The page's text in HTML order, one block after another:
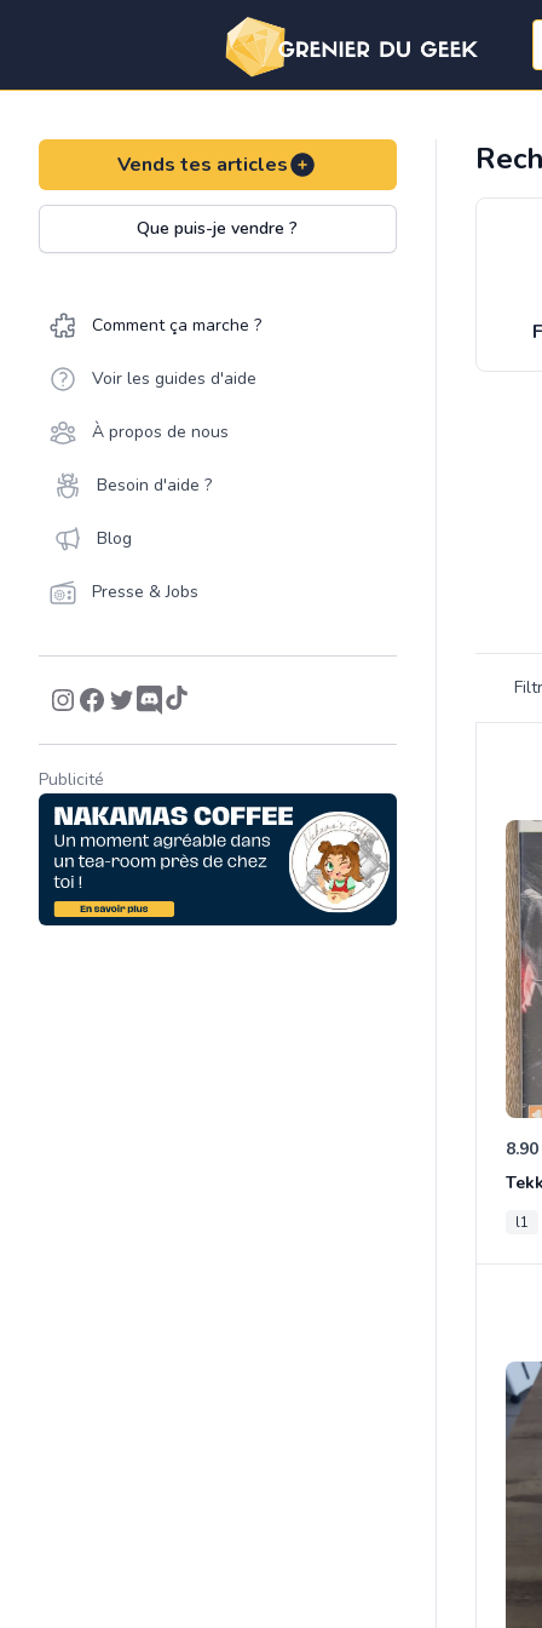
Vends tes articles
Que puis-je vendre ?
Comment ça marche ?
Voir les guides d'aide
À propos de nous
Besoin d'aide ?
Blog
Presse & Jobs
Publicité
l1